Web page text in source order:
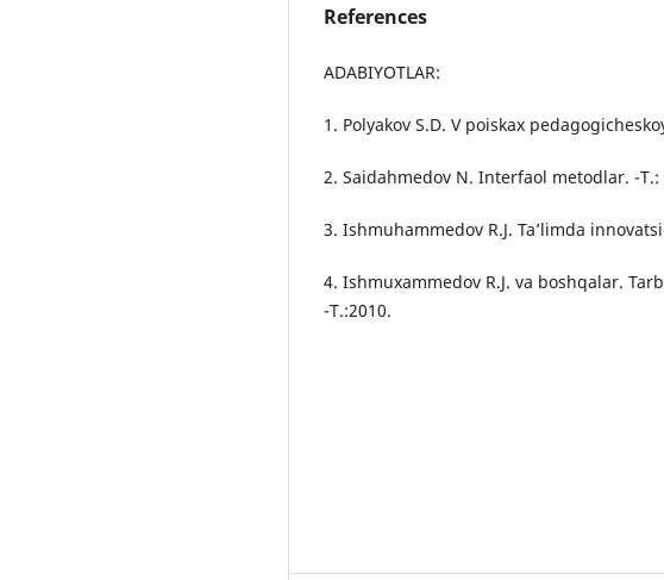
References
ADABIYOTLAR:
1. Polyakov S.D. V poiskax
2. Saidahmedov N. Interfaol metodlar. -T.:
3. Ishmuhammedov R.J. Ta’limda
4. Ishmuxammedov R.J. va boshqalar.
-T.:2010.